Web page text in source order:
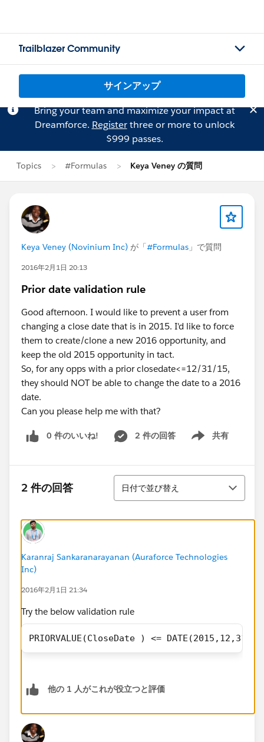
Trailblazer Community
サインアップ
Bring your team and maximize your impact at
Dreamforce. Registerthree or more to unlock
$999 passes.
Topics #Formulas Keya Veney の質問
Keya Veney (Novinium Inc) が「#Formulas 」で質問
2016年2月1日 20:13
Prior date validation rule
Good afternoon. I would like to prevent a user from
changing a close date that is in 2015. I'd like to force
them to create/clone a new 2016 opportunity, and
keep the old 2015 opportunity in tact.
So, for any opps with a prior closedate<=12/31/15,
they should NOT be able to change the date to a 2016
date.
Can you please help me with that?
0 件のいいね! 2 件の回答 共有
Show menu
2 件の回答
並び替え
日付で並び替え
Karanraj Sankaranarayanan (Auraforce Technologies
Inc)
2016年2月1日 21:34
Try the below validation rule
PRIORVALUE(CloseDate ) <= DATE(2015,12,31)
他の 1 人がこれが役立つと評価